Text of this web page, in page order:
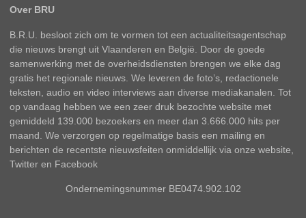
Over BRU
B.R.U. besloot zich om te vormen tot een actualiteitsagentschap
die nieuws brengt uit Vlaanderen en België. Door de goede
samenwerking met de overheidsdiensten brengen we elke dag
gratis het regionale nieuws. We leveren de foto’s, redactionele
teksten, audio en video interviews aan diverse mediakanalen. Tot
op vandaag hebben we een zeer druk bezochte website met
gemiddeld 139.000 bezoekers en meer dan 3.666.000 hits per
maand. We verzorgen op regelmatige basis een mailing en
berichten de recentste nieuwsfeiten onmiddellijk via onze website,
Twitter en Facebook
Ondernemingsnummer BE0474.902.102